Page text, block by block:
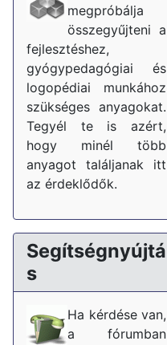
megpróbálja
összegyűjteni a
fejlesztéshez,
gyógypedagógiai és
logopédiai munkához
szükséges anyagokat.
Tegyél te is azért,
hogy minél több
anyagot találjanak itt
az érdeklődők.
Segítségnyújtá
s
Ha kérdése van,
a fórumban